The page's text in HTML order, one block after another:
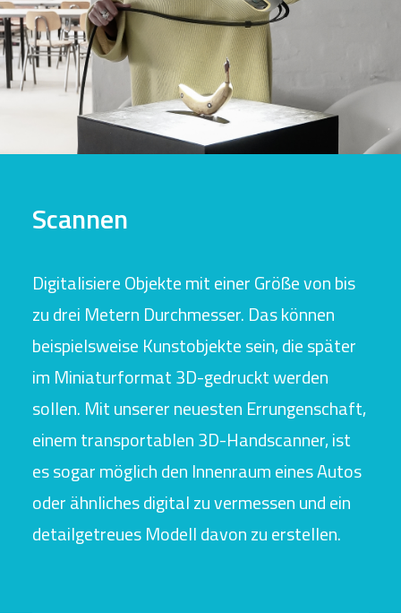
Scannen
Digitalisiere Objekte mit einer Größe von bis
zu drei Metern Durchmesser. Das können
beispielsweise Kunstobjekte sein, die später
im Miniaturformat 3D-gedruckt werden
sollen. Mit unserer neuesten Errungenschaft,
einem transportablen 3D-Handscanner, ist
es sogar möglich den Innenraum eines Autos
oder ähnliches digital zu vermessen und ein
detailgetreues Modell davon zu erstellen.